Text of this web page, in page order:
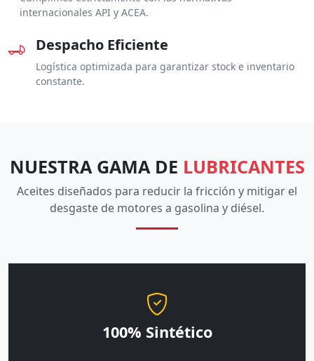
internacionales API y ACEA.
Despacho Eficiente
Logística optimizada para garantizar stock e inventario
constante.
NUESTRA GAMA DE LUBRICANTES
Aceites diseñados para reducir la fricción y mitigar el
desgaste de motores a gasolina y diésel.
100% Sintético